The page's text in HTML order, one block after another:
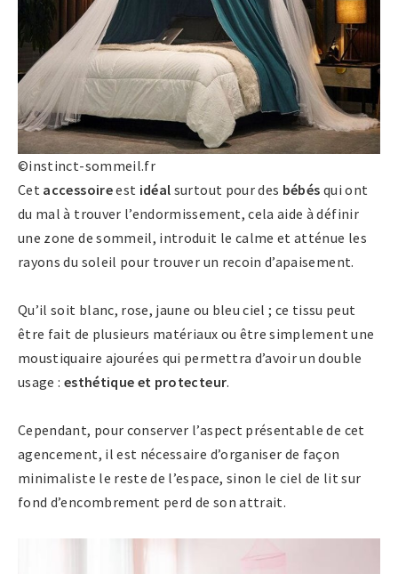
©instinct-sommeil.fr
Cet accessoireest idéal surtout pour des bébés qui ont
du mal à trouver l’endormissement, cela aide à définir
une zone de sommeil, introduit le calme et atténue les
rayons du soleil pour trouver un recoin d’apaisement.
Qu’il soit blanc, rose, jaune ou bleu ciel ; ce tissu peut
être fait de plusieurs matériaux ou être simplement une
moustiquaire ajourées qui permettra d’avoir un double
usage : esthétique et protecteur.
Cependant, pour conserver l’aspect présentable de cet
agencement, il est nécessaire d’organiser de façon
minimaliste le reste de l’espace, sinon le ciel de lit sur
fond d’encombrement perd de son attrait.